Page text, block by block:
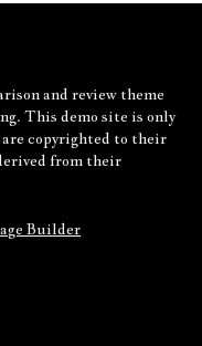
and review theme
This demo site is only
copyrighted to their
from their
Builder